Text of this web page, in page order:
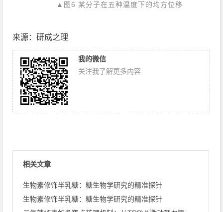
▲图6 某分子在五种温度下的均方位移
来源：研成之理
我的微信
关注我了解更多内容
相关文章
生物素修饰半乳糖：糖生物学研究的精准探针
生物素修饰半乳糖：糖生物学研究的精准探针